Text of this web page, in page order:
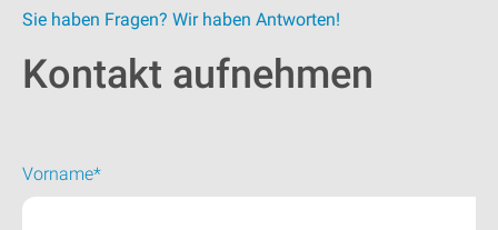
Sie haben Fragen? Wir haben Antworten!
Kontakt aufnehmen
Vorname*